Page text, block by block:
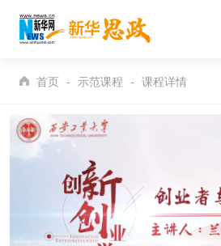
首页 示范课程 课程详情